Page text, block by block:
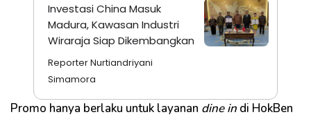
Investasi China Masuk
Madura, Kawasan Industri
Wiraraja Siap Dikembangkan
Reporter Nurtiandriyani
Simamora
Promo hanya berlaku untuk layanan dine in di HokBen